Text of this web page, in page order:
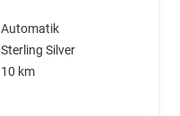
Automatik
Sterling Silver
10 km